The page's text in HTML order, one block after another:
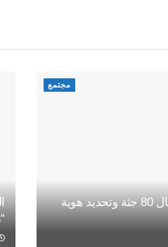
مجتمع
سلطات سبتة تعلن انتشال 80 جثة وتحديد هوية